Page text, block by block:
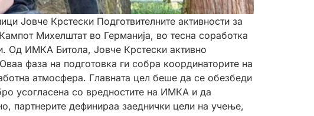
Јовче Крстески Подготвителните активности за
Михелштат во Германија, во тесна соработка
Од ИМКА Битола, Јовче Крстески активно
фаза на подготовка ги собра координаторите на
атмосфера. Главната цел беше да се обезбеди
усогласена со вредностите на ИМКА и да
партнерите дефинираа заеднички цели на учење,